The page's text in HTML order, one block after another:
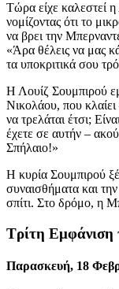
Τώρα είχε καλεστεί
νομίζοντας ότι το
να βρει την
«Άρα θέλεις να μας
τα υποκριτικά σου
Η Λουίζ Σουμπιρού
Νικολάου, που κλαίει
να τρελάται έτσι;
έχετε σε αυτήν –
Σπήλαιο!»
Η κυρία Σουμπιρού
συναισθήματα και
σπίτι. Στο δρόμο, η
Τρίτη Εμφάνιση
Παρασκευή, 18